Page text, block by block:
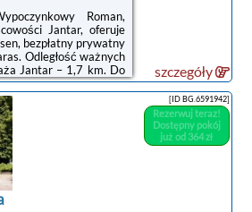
Roman,
Jantar, oferuje
bezpłatny prywatny
Odległość ważnych
Jantar – 1,7 km. Do
takie
obsługa pokoju,
bezpłatne Wi-Fi we
Oferta ośrodka
obejmuje pokoje
pokoju w obiekcie
telewizor z płaskim
oraz pościel. W
w obiekcie
szczegóły
[ID BG.6591942]
Rezerwuj teraz!
Dostępny pokój
już od 364 zł